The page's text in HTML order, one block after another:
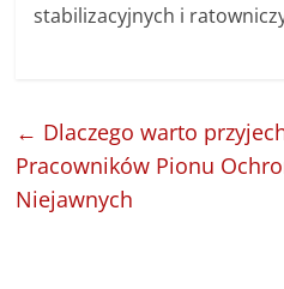
stabilizacyjnych i
← Dlaczego warto
Pracowników Pionu
Niejawnych